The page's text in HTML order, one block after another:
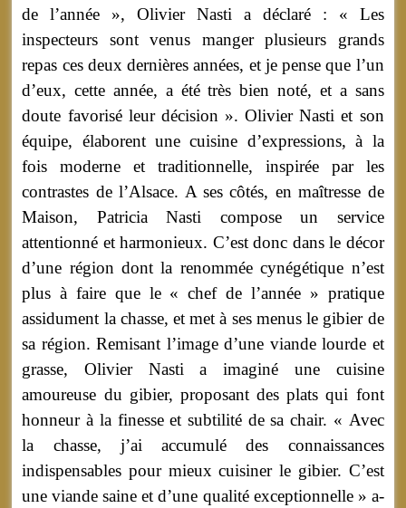
de l’année », Olivier Nasti a déclaré : « Les
inspecteurs sont venus manger plusieurs grands
repas ces deux dernières années, et je pense que l’un
d’eux, cette année, a été très bien noté, et a sans
doute favorisé leur décision ». Olivier Nasti et son
équipe, élaborent une cuisine d’expressions, à la
fois moderne et traditionnelle, inspirée par les
contrastes de l’Alsace. A ses côtés, en maîtresse de
Maison, Patricia Nasti compose un service
attentionné et harmonieux. C’est donc dans le décor
d’une région dont la renommée cynégétique n’est
plus à faire que le « chef de l’année » pratique
assidument la chasse, et met à ses menus le gibier de
sa région. Remisant l’image d’une viande lourde et
grasse, Olivier Nasti a imaginé une cuisine
amoureuse du gibier, proposant des plats qui font
honneur à la finesse et subtilité de sa chair. « Avec
la chasse, j’ai accumulé des connaissances
indispensables pour mieux cuisiner le gibier. C’est
une viande saine et d’une qualité exceptionnelle » a-